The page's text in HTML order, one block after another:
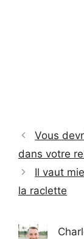
Vous
dans votre
Il vaut
la raclette